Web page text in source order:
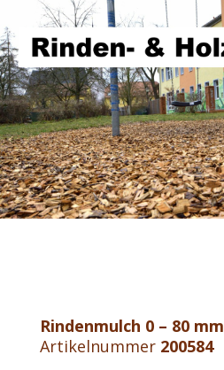
Rindenmulch 0 – 80 mm
Artikelnummer 200584